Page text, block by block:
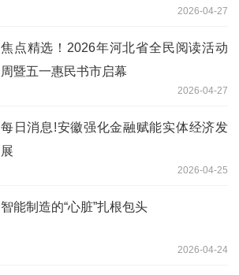
2026-04-27
焦点精选！2026年河北省全民阅读活动
周暨五一惠民书市启幕
2026-04-27
每日消息!安徽强化金融赋能实体经济发
展
2026-04-25
智能制造的“心脏”扎根包头
2026-04-24